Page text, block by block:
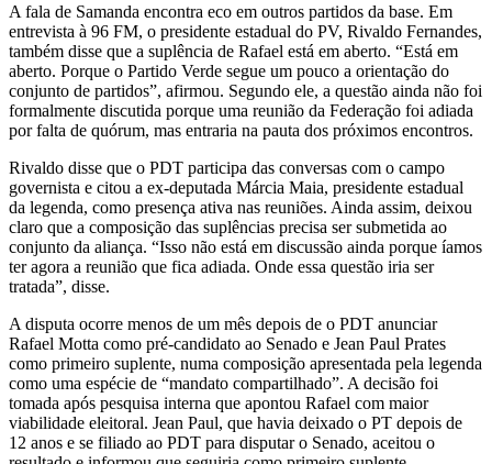
A fala de Samanda encontra eco em outros partidos da base. Em
entrevista à 96 FM, o presidente estadual do PV, Rivaldo Fernandes,
também disse que a suplência de Rafael está em aberto. “Está em
aberto. Porque o Partido Verde segue um pouco a orientação do
conjunto de partidos”, afirmou. Segundo ele, a questão ainda não foi
formalmente discutida porque uma reunião da Federação foi adiada
por falta de quórum, mas entraria na pauta dos próximos encontros.
Rivaldo disse que o PDT participa das conversas com o campo
governista e citou a ex-deputada Márcia Maia, presidente estadual
da legenda, como presença ativa nas reuniões. Ainda assim, deixou
claro que a composição das suplências precisa ser submetida ao
conjunto da aliança. “Isso não está em discussão ainda porque íamos
ter agora a reunião que fica adiada. Onde essa questão iria ser
tratada”, disse.
A disputa ocorre menos de um mês depois de o PDT anunciar
Rafael Motta como pré-candidato ao Senado e Jean Paul Prates
como primeiro suplente, numa composição apresentada pela legenda
como uma espécie de “mandato compartilhado”. A decisão foi
tomada após pesquisa interna que apontou Rafael com maior
viabilidade eleitoral. Jean Paul, que havia deixado o PT depois de
12 anos e se filiado ao PDT para disputar o Senado, aceitou o